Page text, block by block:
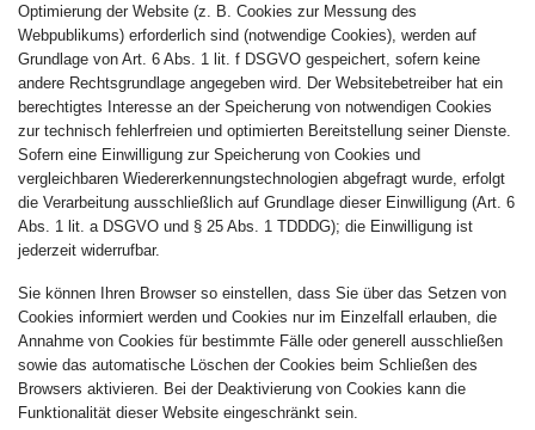
Optimierung der Website (z. B. Cookies zur Messung des
Webpublikums) erforderlich sind (notwendige Cookies), werden auf
Grundlage von Art. 6 Abs. 1 lit. f DSGVO gespeichert, sofern keine
andere Rechtsgrundlage angegeben wird. Der Websitebetreiber hat ein
berechtigtes Interesse an der Speicherung von notwendigen Cookies
zur technisch fehlerfreien und optimierten Bereitstellung seiner Dienste.
Sofern eine Einwilligung zur Speicherung von Cookies und
vergleichbaren Wiedererkennungstechnologien abgefragt wurde, erfolgt
die Verarbeitung ausschließlich auf Grundlage dieser Einwilligung (Art. 6
Abs. 1 lit. a DSGVO und § 25 Abs. 1 TDDDG); die Einwilligung ist
jederzeit widerrufbar.
Sie können Ihren Browser so einstellen, dass Sie über das Setzen von
Cookies informiert werden und Cookies nur im Einzelfall erlauben, die
Annahme von Cookies für bestimmte Fälle oder generell ausschließen
sowie das automatische Löschen der Cookies beim Schließen des
Browsers aktivieren. Bei der Deaktivierung von Cookies kann die
Funktionalität dieser Website eingeschränkt sein.